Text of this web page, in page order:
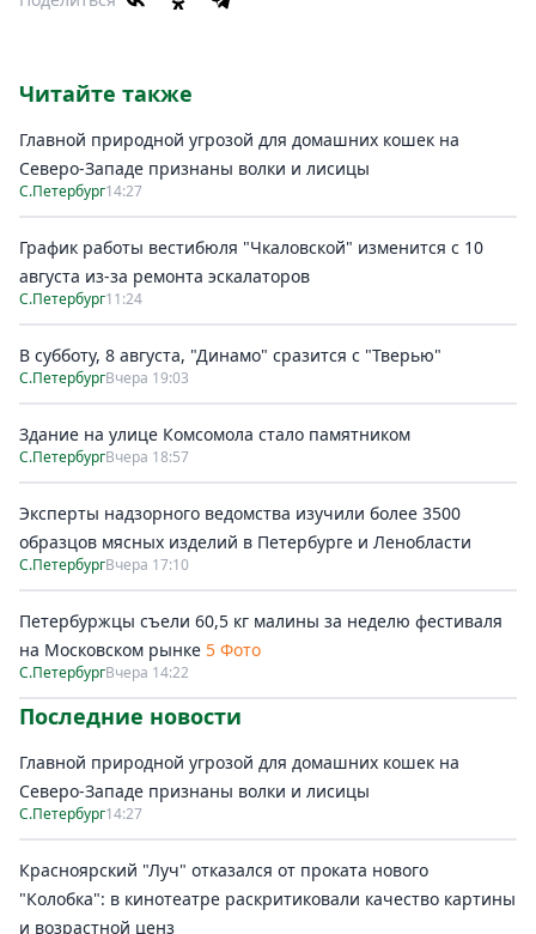
Читайте также
Главной природной угрозой для домашних кошек на
Северо-Западе признаны волки и лисицы
С.Петербург14:27
График работы вестибюля "Чкаловской" изменится с 10
августа из-за ремонта эскалаторов
С.Петербург11:24
В субботу, 8 августа, "Динамо" сразится с "Тверью"
С.ПетербургВчера 19:03
Здание на улице Комсомола стало памятником
С.ПетербургВчера 18:57
Эксперты надзорного ведомства изучили более 3500
образцов мясных изделий в Петербурге и Ленобласти
С.ПетербургВчера 17:10
Петербуржцы съели 60,5 кг малины за неделю фестиваля
на Московском рынке 5 Фото
С.ПетербургВчера 14:22
Последние новости
Главной природной угрозой для домашних кошек на
Северо-Западе признаны волки и лисицы
С.Петербург14:27
Красноярский "Луч" отказался от проката нового
"Колобка": в кинотеатре раскритиковали качество картины
и возрастной ценз